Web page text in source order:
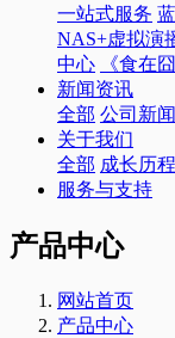
一站式服务
NAS+虚拟演
中心
《食在
新闻资讯
全部 公司新
关于我们
全部 成长历程
服务与支持
产品中心
网站首页
产品中心